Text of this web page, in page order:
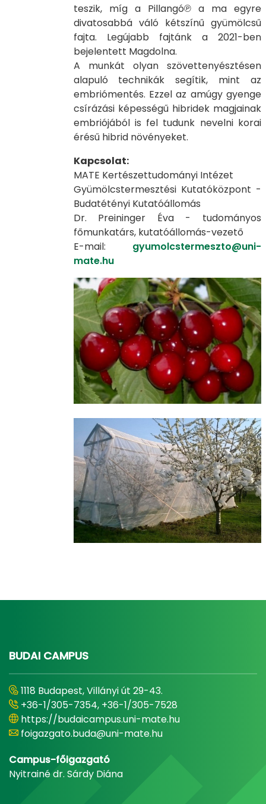
teszik, míg a Pillangó℗ a ma egyre
divatosabbá váló kétszínű gyümölcsű
fajta. Legújabb fajtánk a 2021-ben
bejelentett Magdolna.
A munkát olyan szövettenyésztésen
alapuló technikák segítik, mint az
embriómentés. Ezzel az amúgy gyenge
csírázási képességű hibridek magjainak
embriójából is fel tudunk nevelni korai
érésű hibrid növényeket.
Kapcsolat:
MATE Kertészettudományi Intézet
Gyümölcstermesztési Kutatóközpont -
Budatétényi Kutatóállomás
Dr. Preininger Éva - tudományos
főmunkatárs, kutatóállomás-vezető
E-mail: gyumolcstermeszto@uni-
mate.hu
BUDAI CAMPUS
1118 Budapest, Villányi út 29-43.
+36-1/305-7354, +36-1/305-7528
https://budaicampus.uni-mate.hu
foigazgato.buda@uni-mate.hu
Campus-főigazgató
Nyitrainé dr. Sárdy Diána